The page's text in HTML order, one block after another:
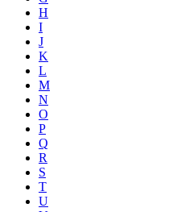
H
I
J
K
L
M
N
O
P
Q
R
S
T
U